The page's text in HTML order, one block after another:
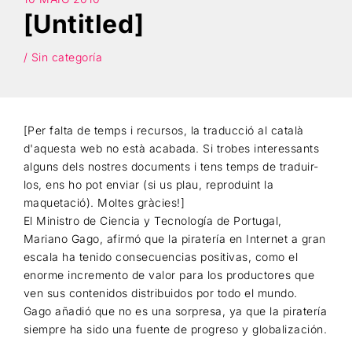
Cercar
[Untitled]
/ Sin categoría
[Per falta de temps i recursos, la traducció al català
d'aquesta web no està acabada. Si trobes interessants
alguns dels nostres documents i tens temps de traduir-
los, ens ho pot enviar (si us plau, reproduint la
maquetació). Moltes gràcies!]
El Ministro de Ciencia y Tecnología de Portugal,
Mariano Gago, afirmó que la piratería en Internet a gran
escala ha tenido consecuencias positivas, como el
enorme incremento de valor para los productores que
ven sus contenidos distribuidos por todo el mundo.
Gago añadió que no es una sorpresa, ya que la piratería
siempre ha sido una fuente de progreso y globalización.